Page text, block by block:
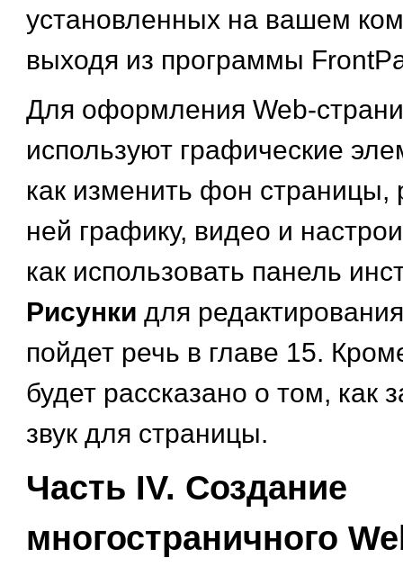
установленных на вашем
выходя из программы
Для оформления Web-
используют графические
как изменить фон страницы,
ней графику, видео и
как использовать панель
Рисунки для
пойдет речь в главе 15.
будет рассказано о том, как
звук для страницы.
Часть IV. Создание
многостраничного